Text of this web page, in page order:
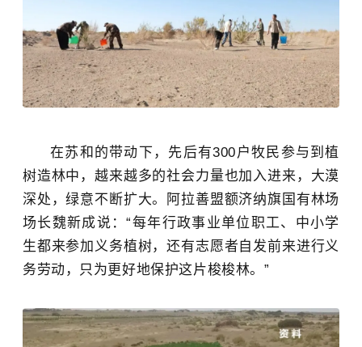
在苏和的带动下，先后有300户牧民参与到植
树造林中，越来越多的社会力量也加入进来，大漠
深处，绿意不断扩大。阿拉善盟额济纳旗国有林场
场长魏新成说：“每年行政事业单位职工、中小学
生都来参加义务植树，还有志愿者自发前来进行义
务劳动，只为更好地保护这片梭梭林。”